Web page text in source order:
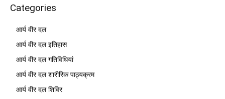
Categories
आर्य वीर दल
आर्य वीर दल इतिहास
आर्य वीर दल गतिविधियां
आर्य वीर दल शारीरिक पाठ्यक्रम
आर्य वीर दल शिविर